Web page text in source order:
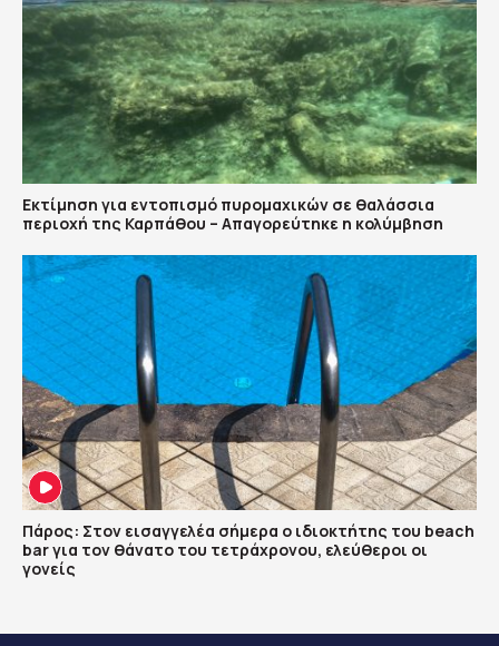
Εκτίμηση για εντοπισμό πυρομαχικών σε θαλάσσια
περιοχή της Καρπάθου – Απαγορεύτηκε η κολύμβηση
Πάρος: Στον εισαγγελέα σήμερα ο ιδιοκτήτης του beach
bar για τον θάνατο του τετράχρονου, ελεύθεροι οι
γονείς